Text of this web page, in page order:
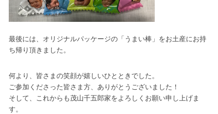
最後には、オリジナルパッケージの「うまい棒」をお土産にお持
ち帰り頂きました。
何より、皆さまの笑顔が嬉しいひとときでした。
ご参加くださった皆さま方、ありがとうございました！
そして、これからも茂山千五郎家をよろしくお願い申し上げま
す。